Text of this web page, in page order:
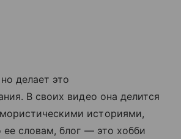
делает это
В своих видео она делится
историями,
словам, блог — это хобби